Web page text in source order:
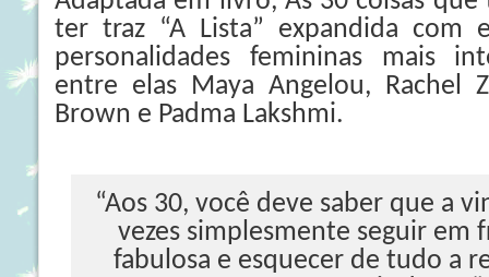
ter traz “A Lista” expandida com
personalidades femininas mais
entre elas Maya Angelou, Rachel
Brown e Padma Lakshmi.
“Aos 30, você deve saber que a
vezes simplesmente seguir em
fabulosa e esquecer de tudo a